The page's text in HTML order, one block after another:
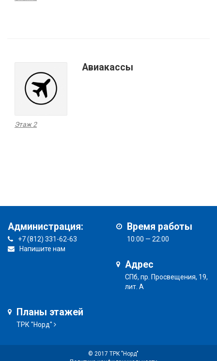
Авиакассы
Этаж 2
Администрация:
+7 (812) 331-62-63
Напишите нам
Время работы
10:00 — 22:00
Адрес
СПб, пр. Просвещения, 19,
лит. А
Планы этажей
ТРК "Норд"
© 2017 ТРК "Норд"